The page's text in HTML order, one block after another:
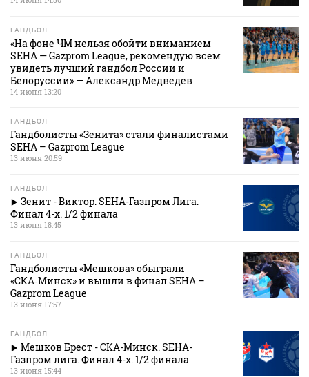
ГАНДБОЛ
«На фоне ЧМ нельзя обойти вниманием
SEHA — Gazprom League, рекомендую всем
увидеть лучший гандбол России и
Белоруссии» — Александр Медведев
14 июня 13:20
ГАНДБОЛ
Гандболисты «Зенита» стали финалистами
SEHA – Gazprom League
13 июня 20:59
ГАНДБОЛ
Зенит - Виктор. SEHA-Газпром Лига.
Финал 4-х. 1/2 финала
13 июня 18:45
ГАНДБОЛ
Гандболисты «Мешкова» обыграли
«СКА‑Минск» и вышли в финал SEHA –
Gazprom League
13 июня 17:57
ГАНДБОЛ
Мешков Брест - СКА-Минск. SEHA-
Газпром лига. Финал 4-х. 1/2 финала
13 июня 15:44